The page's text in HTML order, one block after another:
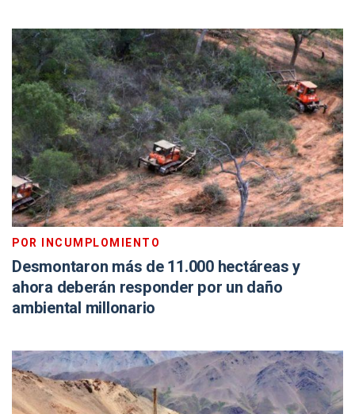
POR INCUMPLOMIENTO
Desmontaron más de 11.000 hectáreas y
ahora deberán responder por un daño
ambiental millonario